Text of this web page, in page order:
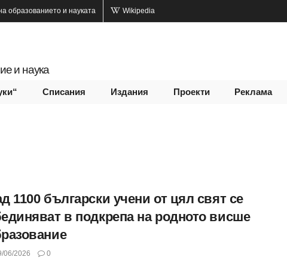
образованието и науката Wikipedia
и наука
Списания Издания Проекти Реклама
1100 български учени от цял свят се
в подкрепа на родното висше
06/2026 0